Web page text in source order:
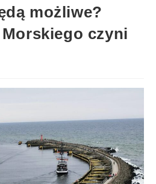
możliwe?
czyni